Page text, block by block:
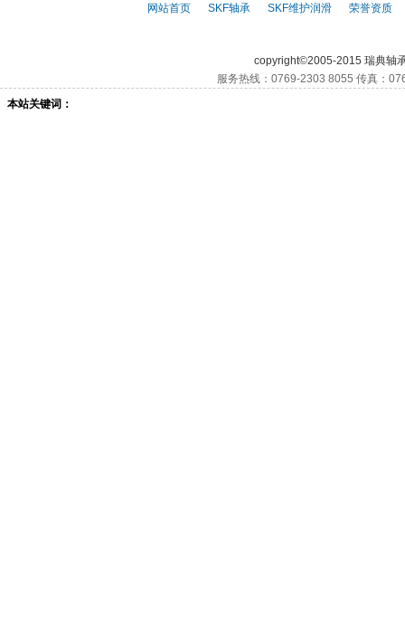
网站首页 SKF轴承 SKF维护润滑 荣誉资质
copyright©2005-2015 瑞典轴
服务热线：0769-2303 8055 传真：
本站关键词：